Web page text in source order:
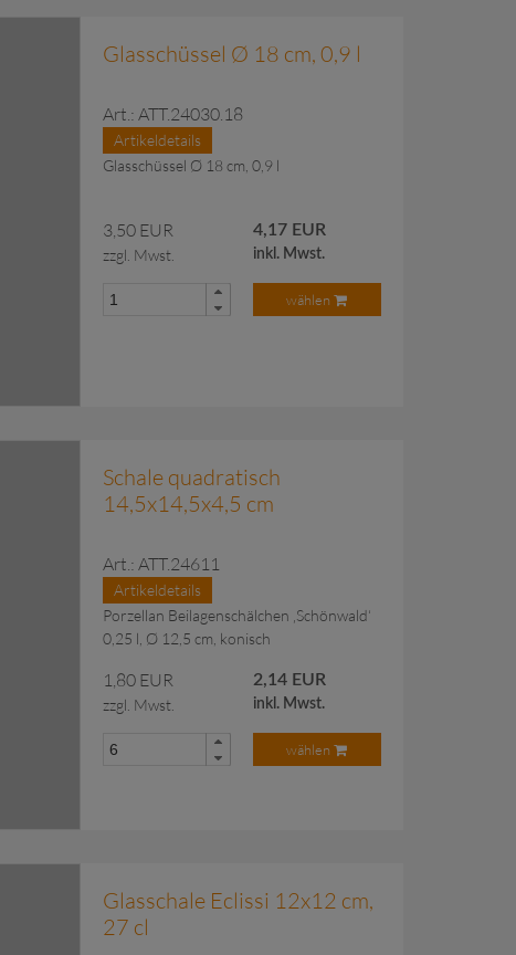
zu Anfragekorb hinzugefügt.
Glasschüssel Ø 18 cm, 0,9 l
Art.: ATT.24030.18
Artikeldetails
Glasschüssel Ø 18 cm, 0,9 l
3,50 EUR 4,17 EUR
zzgl. Mwst. inkl. Mwst.
wählen
zu Anfragekorb hinzugefügt.
Schale quadratisch
14,5x14,5x4,5 cm
Art.: ATT.24611
Artikeldetails
Porzellan Beilagenschälchen ‚Schönwald‘
0,25 l, Ø 12,5 cm, konisch
1,80 EUR 2,14 EUR
zzgl. Mwst. inkl. Mwst.
wählen
zu Anfragekorb hinzugefügt.
Glasschale Eclissi 12x12 cm,
27 cl